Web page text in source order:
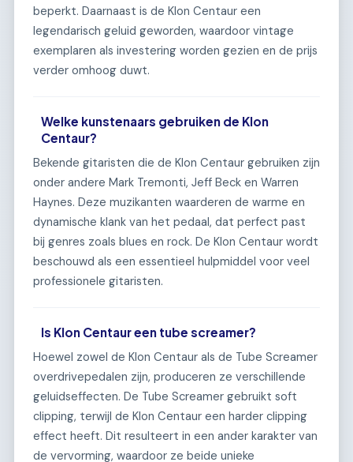
beperkt. Daarnaast is de Klon Centaur een
legendarisch geluid geworden, waardoor vintage
exemplaren als investering worden gezien en de prijs
verder omhoog duwt.
Welke kunstenaars gebruiken de Klon
Centaur?
Bekende gitaristen die de Klon Centaur gebruiken zijn
onder andere Mark Tremonti, Jeff Beck en Warren
Haynes. Deze muzikanten waarderen de warme en
dynamische klank van het pedaal, dat perfect past
bij genres zoals blues en rock. De Klon Centaur wordt
beschouwd als een essentieel hulpmiddel voor veel
professionele gitaristen.
Is Klon Centaur een tube screamer?
Hoewel zowel de Klon Centaur als de Tube Screamer
overdrivepedalen zijn, produceren ze verschillende
geluidseffecten. De Tube Screamer gebruikt soft
clipping, terwijl de Klon Centaur een harder clipping
effect heeft. Dit resulteert in een ander karakter van
de vervorming, waardoor ze beide unieke